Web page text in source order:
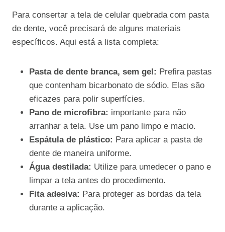
Para consertar a tela de celular quebrada com pasta
de dente, você precisará de alguns materiais
específicos. Aqui está a lista completa:
Pasta de dente branca, sem gel: Prefira pastas
que contenham bicarbonato de sódio. Elas são
eficazes para polir superfícies.
Pano de microfibra: importante para não
arranhar a tela. Use um pano limpo e macio.
Espátula de plástico: Para aplicar a pasta de
dente de maneira uniforme.
Água destilada: Utilize para umedecer o pano e
limpar a tela antes do procedimento.
Fita adesiva: Para proteger as bordas da tela
durante a aplicação.